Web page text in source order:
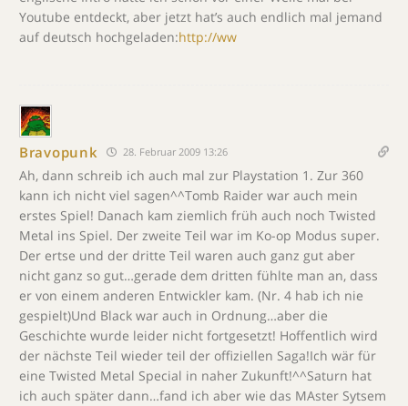
Youtube entdeckt, aber jetzt hat’s auch endlich mal jemand
auf deutsch hochgeladen:http://ww
Bravopunk 28. Februar 2009 13:26
Ah, dann schreib ich auch mal zur Playstation 1. Zur 360
kann ich nicht viel sagen^^Tomb Raider war auch mein
erstes Spiel! Danach kam ziemlich früh auch noch Twisted
Metal ins Spiel. Der zweite Teil war im Ko-op Modus super.
Der ertse und der dritte Teil waren auch ganz gut aber
nicht ganz so gut…gerade dem dritten fühlte man an, dass
er von einem anderen Entwickler kam. (Nr. 4 hab ich nie
gespielt)Und Black war auch in Ordnung…aber die
Geschichte wurde leider nicht fortgesetzt! Hoffentlich wird
der nächste Teil wieder teil der offiziellen Saga!Ich wär für
eine Twisted Metal Special in naher Zukunft!^^Saturn hat
ich auch später dann…fand ich aber wie das MAster Sytsem